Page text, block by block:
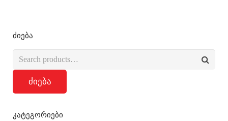
ძიება
ძიება
კატეგორიები